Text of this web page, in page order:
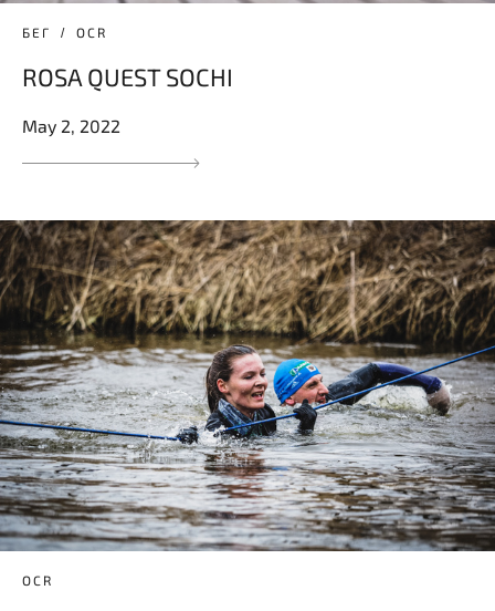
БЕГ OCR
ROSA QUEST SOCHI
May 2, 2022
OCR